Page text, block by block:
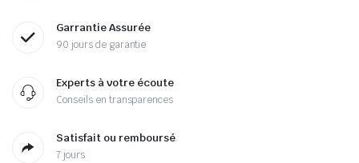
Garrantie Assurée
90 jours de garantie
Experts à votre écoute
Conseils en transparences
Satisfait ou remboursé
7 jours